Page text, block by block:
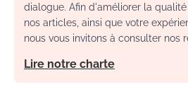
dialogue. Afin d'améliorer la
nos articles, ainsi que votre
nous vous invitons à consulter nos
Lire notre charte